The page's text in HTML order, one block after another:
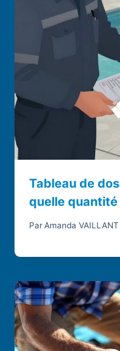
Tableau de
quelle
Par Amanda VAILLANT